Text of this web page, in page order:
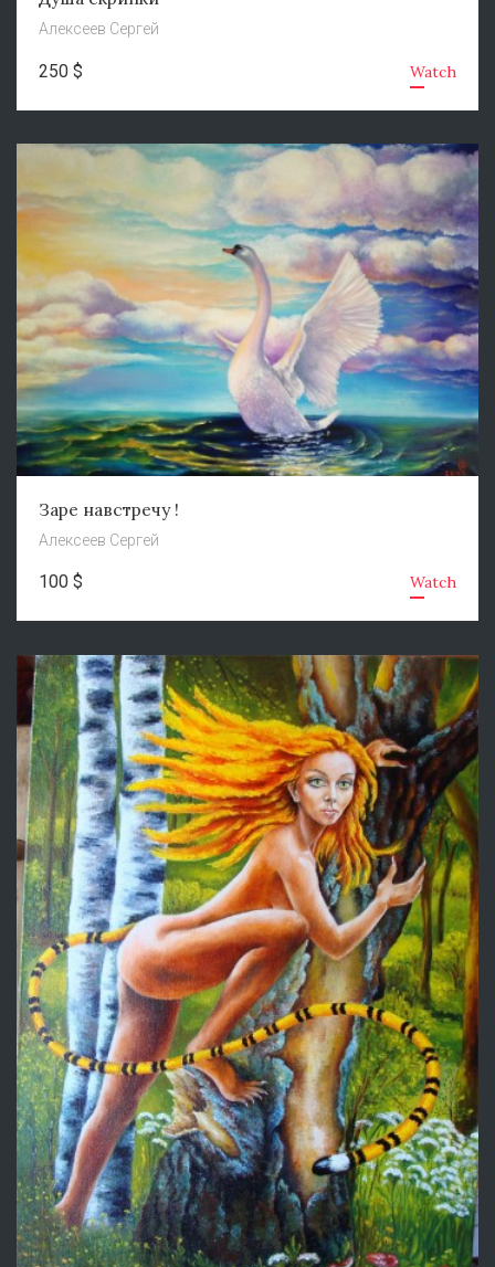
Алексеев Сергей
250 $ Watch
Заре навстречу !
Алексеев Сергей
100 $ Watch